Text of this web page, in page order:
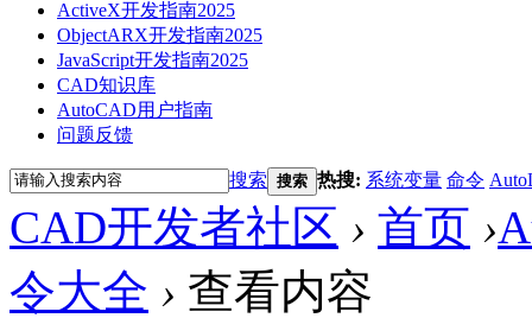
ActiveX开发指南2025
ObjectARX开发指南2025
JavaScript开发指南2025
CAD知识库
AutoCAD用户指南
问题反馈
搜索 搜索 热搜: 系统变量 命令
CAD开发者社区 › 首页 ›
令大全 › 查看内容